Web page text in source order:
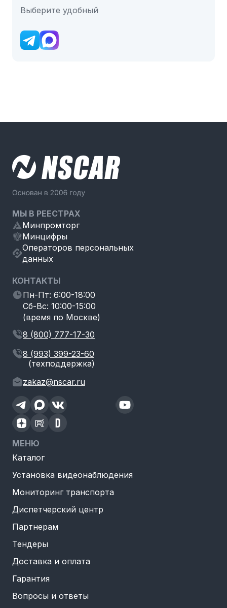
Выберите удобный
МЫ В РЕЕСТРАХ
Минпромторг
Минцифры
Операторов персональных
данных
КОНТАКТЫ
Пн-Пт: 6:00-18:00
Сб-Вс: 10:00-15:00
(время по Москве)
8 (800) 777-17-30
8 (993) 399-23-60
(техподдержка)
zakaz@nscar.ru
МЕНЮ
Каталог
Установка видеонаблюдения
Мониторинг транспорта
Диспетчерский центр
Партнерам
Тендеры
Доставка и оплата
Гарантия
Вопросы и ответы